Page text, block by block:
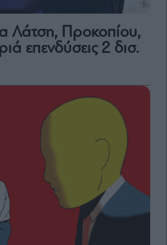
Λάτση, Προκοπίου,
επενδύσεις 2 δισ.